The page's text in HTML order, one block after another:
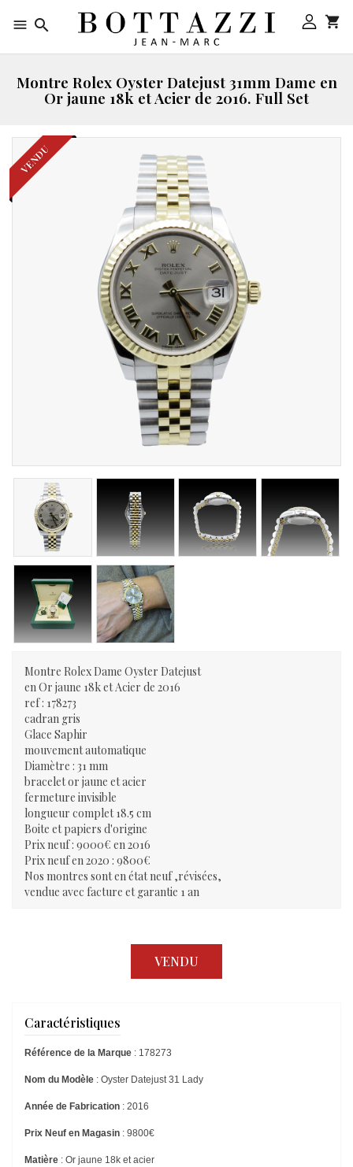
  
Montre Rolex Oyster Datejust 31mm Dame en
Or jaune 18k et Acier de 2016. Full Set
VENDU
Montre Rolex Dame Oyster Datejust
en Or jaune 18k et Acier de 2016
ref : 178273
cadran gris
Glace Saphir
mouvement automatique
Diamètre : 31 mm
bracelet or jaune et acier
fermeture invisible
longueur complet 18.5 cm
Boite et papiers d'origine
Prix neuf : 9000€ en 2016
Prix neuf en 2020 : 9800€
Nos montres sont en état neuf ,révisées,
vendue avec facture et garantie 1 an
VENDU
Caractéristiques
Référence de la Marque : 178273
Nom du Modèle : Oyster Datejust 31 Lady
Année de Fabrication : 2016
Prix Neuf en Magasin : 9800€
Matière : Or jaune 18k et acier